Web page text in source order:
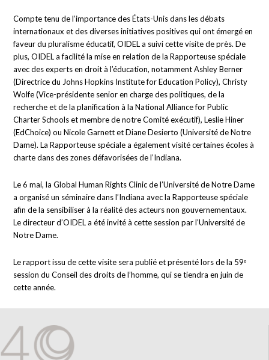
Compte tenu de l’importance des États-Unis dans les débats
internationaux et des diverses initiatives positives qui ont émergé en
faveur du pluralisme éducatif, OIDEL a suivi cette visite de près. De
plus, OIDEL a facilité la mise en relation de la Rapporteuse spéciale
avec des experts en droit à l’éducation, notamment Ashley Berner
(Directrice du Johns Hopkins Institute for Education Policy), Christy
Wolfe (Vice-présidente senior en charge des politiques, de la
recherche et de la planification à la National Alliance for Public
Charter Schools et membre de notre Comité exécutif), Leslie Hiner
(EdChoice) ou Nicole Garnett et Diane Desierto (Université de Notre
Dame). La Rapporteuse spéciale a également visité certaines écoles à
charte dans des zones défavorisées de l’Indiana.
Le 6 mai, la Global Human Rights Clinic de l’Université de Notre Dame
a organisé un séminaire dans l’Indiana avec la Rapporteuse spéciale
afin de la sensibiliser à la réalité des acteurs non gouvernementaux.
Le directeur d’OIDEL a été invité à cette session par l’Université de
Notre Dame.
Le rapport issu de cette visite sera publié et présenté lors de la 59ᵉ
session du Conseil des droits de l’homme, qui se tiendra en juin de
cette année.